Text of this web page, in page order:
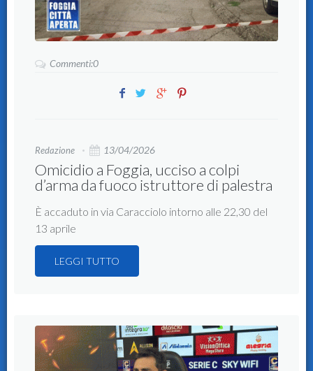
Commenti:0
Redazione 13/04/2026
Omicidio a Foggia, ucciso a colpi
d’arma da fuoco istruttore di palestra
È accaduto in via Caracciolo intorno alle 22,30 del
13 aprile
LEGGI TUTTO